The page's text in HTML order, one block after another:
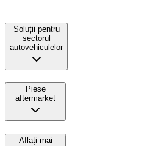
Soluții pentru
sectorul
autovehiculelor
Piese
aftermarket
Aflați mai